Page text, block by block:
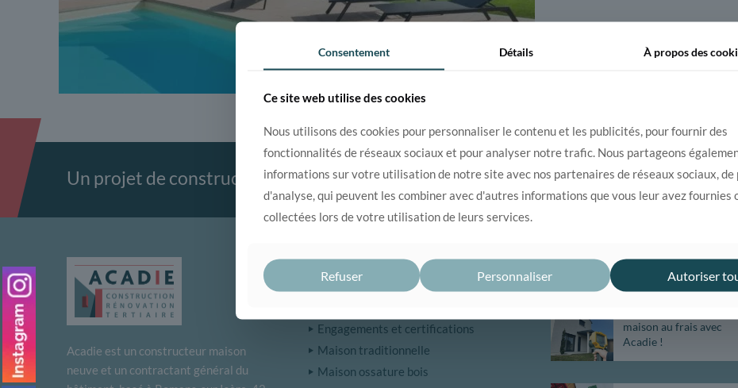
Un projet de construction ou rénovation ? 04 75 43 66 00
Acadie est un constructeur maison
neuve et un contractant général du
DÉCOUVRIR
Engagements et certifications
Maison traditionnelle
Maison ossature bois
ACTUALITÉS
maison au frais avec
Acadie !
Consentement Détails À propos des
Ce site web utilise des cookies
Nous utilisons des cookies pour personnaliser le contenu et les publicités, pour fournir des
fonctionnalités de réseaux sociaux et pour analyser notre trafic. Nous partageons
informations sur votre utilisation de notre site avec nos partenaires de réseaux sociaux,
d'analyse, qui peuvent les combiner avec d'autres informations que vous leur avez fournies
collectées lors de votre utilisation de leurs services.
Refuser Personnaliser Autoriser